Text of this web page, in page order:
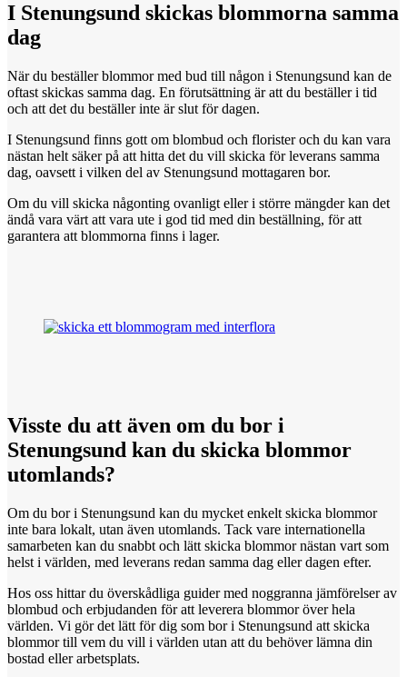
I Stenungsund skickas blommorna samma
dag
När du beställer blommor med bud till någon i Stenungsund kan de
oftast skickas samma dag. En förutsättning är att du beställer i tid
och att det du beställer inte är slut för dagen.
I Stenungsund finns gott om blombud och florister och du kan vara
nästan helt säker på att hitta det du vill skicka för leverans samma
dag, oavsett i vilken del av Stenungsund mottagaren bor.
Om du vill skicka någonting ovanligt eller i större mängder kan det
ändå vara värt att vara ute i god tid med din beställning, för att
garantera att blommorna finns i lager.
Visste du att även om du bor i
Stenungsund kan du skicka blommor
utomlands?
Om du bor i Stenungsund kan du mycket enkelt skicka blommor
inte bara lokalt, utan även utomlands. Tack vare internationella
samarbeten kan du snabbt och lätt skicka blommor nästan vart som
helst i världen, med leverans redan samma dag eller dagen efter.
Hos oss hittar du överskådliga guider med noggranna jämförelser av
blombud och erbjudanden för att leverera blommor över hela
världen. Vi gör det lätt för dig som bor i Stenungsund att skicka
blommor till vem du vill i världen utan att du behöver lämna din
bostad eller arbetsplats.